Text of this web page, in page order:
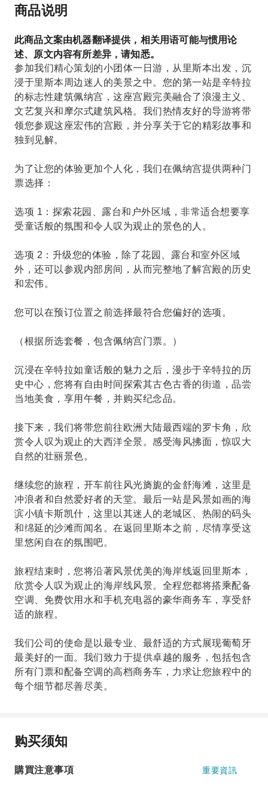
商品说明
此商品文案由机器翻译提供，相关用语可能与惯用论
述、原文内容有所差异，请知悉。
参加我们精心策划的小团体一日游，从里斯本出发，沉
浸于里斯本周边迷人的美景之中。您的第一站是辛特拉
的标志性建筑佩纳宫，这座宫殿完美融合了浪漫主义、
文艺复兴和摩尔式建筑风格。我们热情友好的导游将带
领您参观这座宏伟的宫殿，并分享关于它的精彩故事和
独到见解。
为了让您的体验更加个人化，我们在佩纳宫提供两种门
票选择：
选项 1：探索花园、露台和户外区域，非常适合想要享
受童话般的氛围和令人叹为观止的景色的人。
选项 2：升级您的体验，除了花园、露台和室外区域
外，还可以参观内部房间，从而完整地了解宫殿的历史
和宏伟。
您可以在预订位置之前选择最符合您偏好的选项。
（根据所选套餐，包含佩纳宫门票。）
沉浸在辛特拉如童话般的魅力之后，漫步于辛特拉的历
史中心，您将有自由时间探索其古色古香的街道，品尝
当地美食，享用午餐，并购买纪念品。
接下来，我们将带您前往欧洲大陆最西端的罗卡角，欣
赏令人叹为观止的大西洋全景。感受海风拂面，惊叹大
自然的壮丽景色。
继续您的旅程，开车前往风光旖旎的金舒海滩，这里是
冲浪者和自然爱好者的天堂。最后一站是风景如画的海
滨小镇卡斯凯什，这里以其迷人的老城区、热闹的码头
和绵延的沙滩而闻名。在返回里斯本之前，尽情享受这
里悠闲自在的氛围吧。
旅程结束时，您将沿著风景优美的海岸线返回里斯本，
欣赏令人叹为观止的海岸线风景。全程您都将搭乘配备
空调、免费饮用水和手机充电器的豪华商务车，享受舒
适的旅程。
我们公司的使命是以最专业、最舒适的方式展现葡萄牙
最美好的一面。我们致力于提供卓越的服务，包括包含
所有门票和配备空调的高档商务车，力求让您旅程中的
每个细节都尽善尽美。
购买须知
購買注意事項 重要資訊